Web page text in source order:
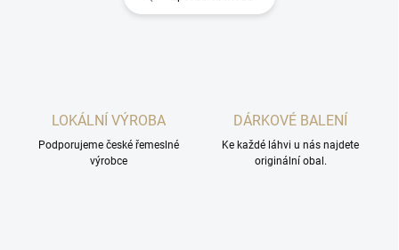
LOKÁLNÍ VÝROBA
Podporujeme české řemeslné
výrobce
DÁRKOVÉ BALENÍ
Ke každé láhvi u nás najdete
originální obal.